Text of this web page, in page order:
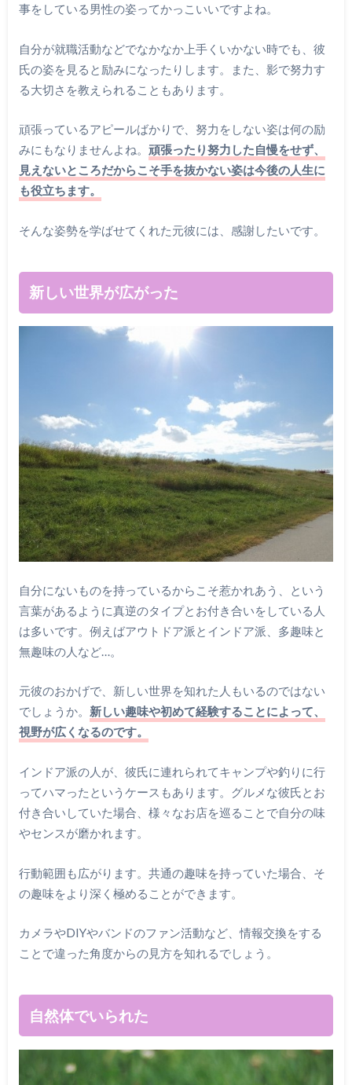
事をしている男性の姿ってかっこいいですよね。
自分が就職活動などでなかなか上手くいかない時でも、彼
氏の姿を見ると励みになったりします。また、影で努力す
る大切さを教えられることもあります。
頑張っているアピールばかりで、努力をしない姿は何の励
みにもなりませんよね。 頑張ったり努力した自慢をせず、
見えないところだからこそ手を抜かない姿は今後の人生に
も役立ちます。
そんな姿勢を学ばせてくれた元彼には、感謝したいです。
新しい世界が広がった
自分にないものを持っているからこそ惹かれあう、という
言葉があるように真逆のタイプとお付き合いをしている人
は多いです。例えばアウトドア派とインドア派、多趣味と
無趣味の人など…。
元彼のおかげで、新しい世界を知れた人もいるのではない
でしょうか。 新しい趣味や初めて経験することによって、
視野が広くなるのです。
インドア派の人が、彼氏に連れられてキャンプや釣りに行
ってハマったというケースもあります。グルメな彼氏とお
付き合いしていた場合、様々なお店を巡ることで自分の味
やセンスが磨かれます。
行動範囲も広がります。共通の趣味を持っていた場合、そ
の趣味をより深く極めることができます。
カメラやDIYやバンドのファン活動など、情報交換をする
ことで違った角度からの見方を知れるでしょう。
自然体でいられた